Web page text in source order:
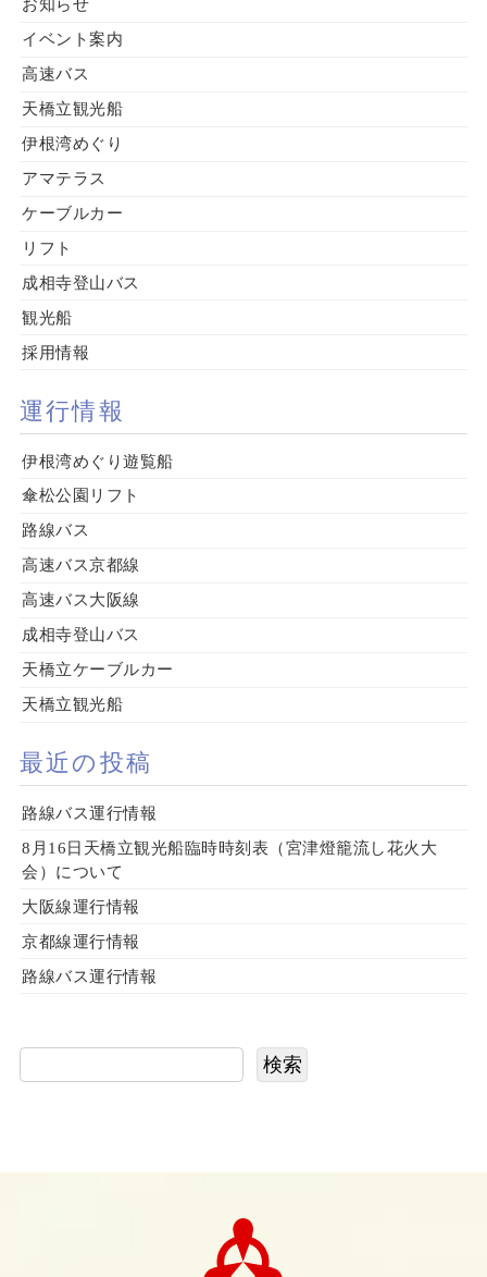
お知らせ
イベント案内
高速バス
天橋立観光船
伊根湾めぐり
アマテラス
ケーブルカー
リフト
成相寺登山バス
観光船
採用情報
運行情報
伊根湾めぐり遊覧船
傘松公園リフト
路線バス
高速バス京都線
高速バス大阪線
成相寺登山バス
天橋立ケーブルカー
天橋立観光船
最近の投稿
路線バス運行情報
8月16日天橋立観光船臨時時刻表（宮津燈籠流し花火大
会）について
大阪線運行情報
京都線運行情報
路線バス運行情報
検索